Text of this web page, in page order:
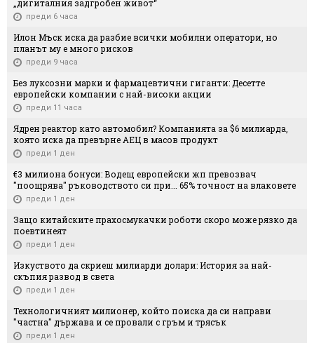
„дигиталния задгробен живот“
преди 6 часа
Илон Мъск иска да разбие всички мобилни оператори, но
планът му е много рисков
преди 9 часа
Без луксозни марки и фармацевтични гиганти: Десетте
европейски компании с най-високи акции
преди 11 часа
Ядрен реактор като автомобил? Компанията за $6 милиарда,
която иска да превърне АЕЦ в масов продукт
преди 1 ден
€3 милиона бонуси: Водещ европейски жп превозвач
"поощрява" ръководството си при... 65% точност на влаковете
преди 1 ден
Защо китайските прахосмукачки роботи скоро може рязко да
поевтинеят
преди 1 ден
Изкуството да скриеш милиарди долари: История за най-
скъпия развод в света
преди 1 ден
Технологичният милионер, който поиска да си направи
"частна" държава и се провали с гръм и трясък
преди 1 ден